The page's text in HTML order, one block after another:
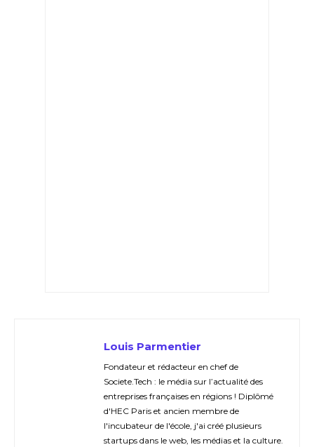
Louis Parmentier
Fondateur et rédacteur en chef de
Societe.Tech : le média sur l’actualité des
entreprises françaises en régions ! Diplômé
d'HEC Paris et ancien membre de
l'incubateur de l'école, j'ai créé plusieurs
startups dans le web, les médias et la culture.